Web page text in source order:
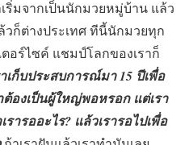
ริ่มจากเป็นนักมวยหมู่บ้าน แล้ว
ก็ต่างประเทศ ทีนี้นักมวยทุก
อร์ไซค์ แชมป์โลกของเราก็
าเก็บประสบการณ์มา 15 ปีเพื่อ
องเป็นผู้ใหญ่พอหรอก แต่เรา
ารออะไร? แล้วเรารอไปเพื่อ